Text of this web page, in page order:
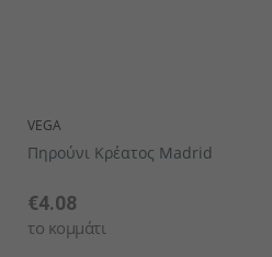
VEGA
Πηρούνι Κρέατος Madrid
€4.08
το κομμάτι